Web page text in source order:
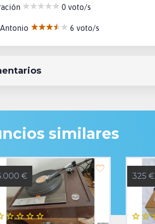
0 voto/s
6 voto/s
similares
€ 325 €